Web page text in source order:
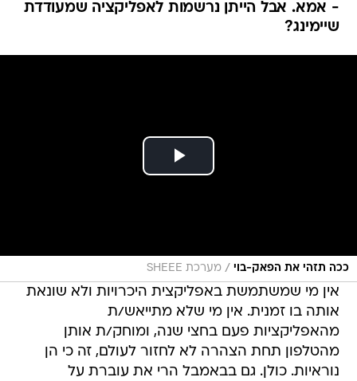
- אמא. אבל הייתן נרשמות לאפליקציה שמעודדת
שיימינג?
ככה תזהי את הפאק-בוי / מערכת SHEEE
אין מי שמשתמשת באפליקצית היכרויות ולא שונאת
אותה בו זמנית. אין מי שלא מתייאש/ת
מהאפליקציות פעם בחצי שנה, ומוחק/ת אותן
מהטלפון תחת הצהרה לא לחזור לעולם, זה כי הן
נוראיות. כולן. גם בבאמבל הרי את עוברת על